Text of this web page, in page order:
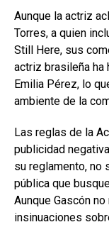
Aunque la actriz
Torres, a quien
Still Here, sus
actriz brasileña
Emilia Pérez, lo
ambiente de la
Las reglas de la
publicidad
su reglamento, no
pública que
Aunque Gascón
insinuaciones